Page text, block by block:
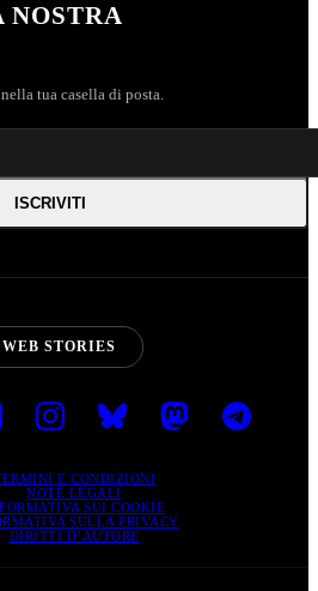
tua casella di posta.
ISCRIVITI
STORIES
E CONDIZIONI
NOTE LEGALI
SUI COOKIE
SULLA PRIVACY
DIRITTI D’AUTORE